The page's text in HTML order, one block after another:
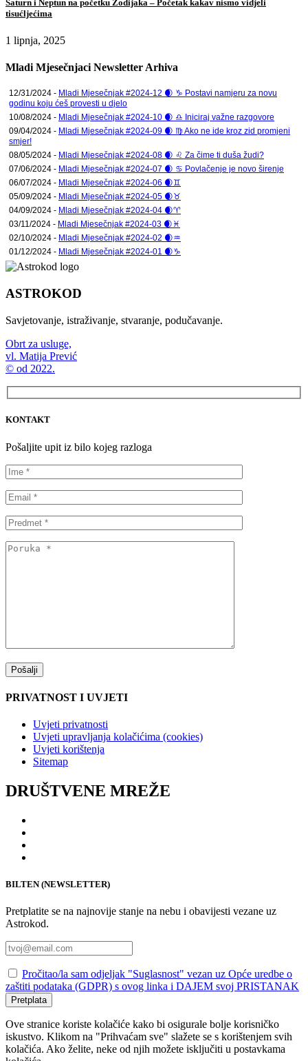
Saturn i Neptun na početku Zodijaka – Početak kakav nismo vidjeli
tisućljećima
1 lipnja, 2025
Mladi Mjesečnjaci Newsletter Arhiva
12/31/2024 - Mladi Mjesečnjak #2024-12 🌒 ♑ Postavi namjeru za novu
godinu koju ćeš provesti u djelo
10/08/2024 - Mladi Mjesečnjak #2024-10 🌒 ♎ Iniciraj važne razgovore
09/04/2024 - Mladi Mjesečnjak #2024-09 🌒 ♍ Ako ne ide kroz zid promjeni
smjer!
08/05/2024 - Mladi Mjesečnjak #2024-08 🌒 ♌ Za čime ti duša žudi?
07/06/2024 - Mladi Mjesečnjak #2024-07 🌒 ♋ Povlačenje je novo širenje
06/07/2024 - Mladi Mjesečnjak #2024-06 🌒♊
05/09/2024 - Mladi Mjesečnjak #2024-05 🌒♉
04/09/2024 - Mladi Mjesečnjak #2024-04 🌒♈
03/11/2024 - Mladi Mjesečnjak #2024-03 🌒♓
02/10/2024 - Mladi Mjesečnjak #2024-02 🌒♒
01/12/2024 - Mladi Mjesečnjak #2024-01 🌒♑
ASTROKOD
Savjetovanje, istraživanje, stvaranje, podučavanje.
Obrt za usluge,
vl. Matija Prević
© od 2022.
KONTAKT
Pošaljite upit iz bilo kojeg razloga
PRIVATNOST I UVJETI
Uvjeti privatnosti
Uvjeti upravljanja kolačićima (cookies)
Uvjeti korištenja
Sitemap
DRUŠTVENE MREŽE
BILTEN (NEWSLETTER)
Pretplatite se na najnovije stanje na nebu i obavijesti vezane uz
Astrokod.
Pročitao/la sam odjeljak "Suglasnost" vezan uz Opće uredbe o
zaštiti podataka (GDPR) s ovog linka i DAJEM svoj PRISTANAK
Pretplata
Ove stranice koriste kolačiće kako bi osigurale bolje korisničko
iskustvo. Klikom na "Prihvaćam sve" slažete se s korištenjem svih
kolačića. Ako želite, neke od njih možete isključiti u postavkama